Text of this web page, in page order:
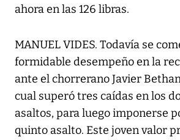
ahora en las 126 libras.
MANUEL VIDES. Todavía se
formidable desempeño en la
ante el chorrerano Javier
cual superó tres caídas en los
asaltos, para luego imponerse
quinto asalto. Este joven valor